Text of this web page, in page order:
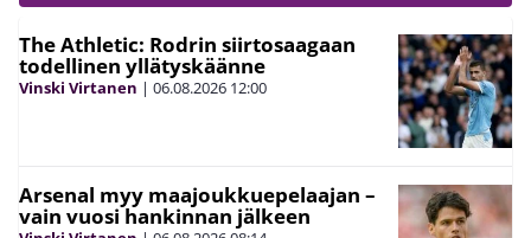
The Athletic: Rodrin siirtosaagaan
todellinen yllätyskäänne
Vinski Virtanen | 06.08.2026 12:00
Arsenal myy maajoukkuepelaajan –
vain vuosi hankinnan jälkeen